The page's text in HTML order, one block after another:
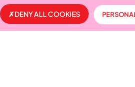
avec les
DENY ALL COOKIES